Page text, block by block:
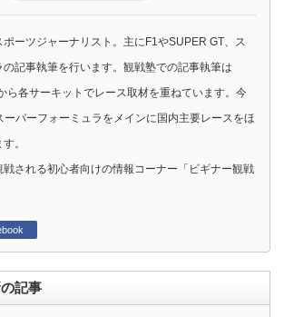
ーツジャーナリスト。主にF1やSUPER GT、ス
記事執筆を行います。観戦塾での記事執筆は
ら各サーキットでレース取材を重ねています。今
ーパーフォーミュラをメインに国内主要レースをほ
。
される初心者向けの情報コーナー「ビギナー観戦
記事